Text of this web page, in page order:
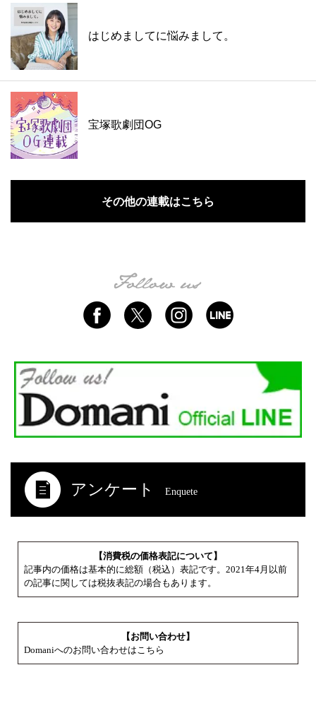
はじめましてに悩みまして。
宝塚歌劇団OG
その他の連載はこちら
アンケート Enquete
【消費税の価格表記について】
記事内の価格は基本的に総額（税込）表記です。2021年4月以前
の記事に関しては税抜表記の場合もあります。
【お問い合わせ】
Domaniへのお問い合わせはこちら